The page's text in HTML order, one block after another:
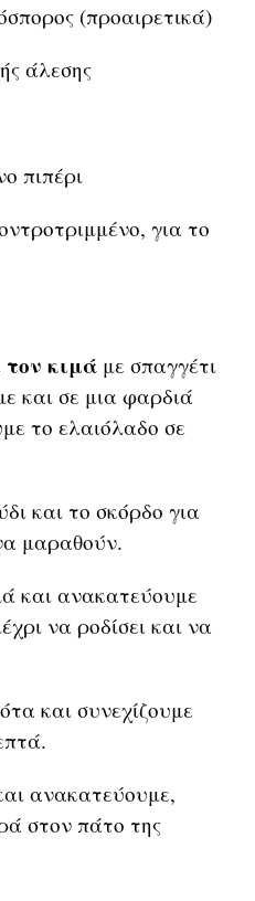
(προαιρετικά)
άλεσης
πιπέρι
για το
κιμά με σπαγγέτι
και σε μια φαρδιά
το ελαιόλαδο σε
και το σκόρδο για
μαραθούν.
και ανακατεύουμε
να ροδίσει και να
και συνεχίζουμε
ανακατεύουμε,
στον πάτο της